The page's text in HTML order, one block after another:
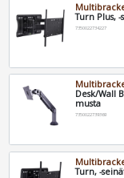
Turn Plus,
7350022734227
Desk/Wall
musta
7350022739369
Turn, -